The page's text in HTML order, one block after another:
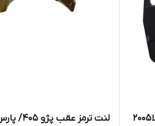
لنت ترمز عقب MVM X33 - کرولا2005